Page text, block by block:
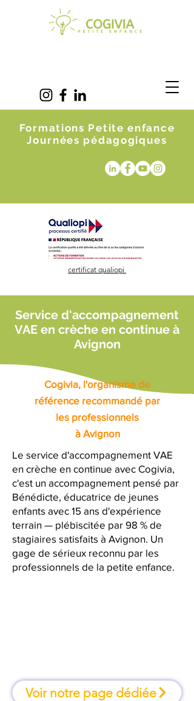
Formations Petite enfance
Journées pédagogiques
certificat qualiopi
Service d'accompagnement
VAE en crèche en continue à
Avignon
Cogivia, l'organisme de
référence recommandé par
les professionnels
à Avignon
Le service d'accompagnement VAE
en crèche en continue avec Cogivia,
c'est un accompagnement pensé par
Bénédicte, éducatrice de jeunes
enfants avec 15 ans d'expérience
terrain — plébiscitée par 98 % de
stagiaires satisfaits à Avignon. Un
gage de sérieux reconnu par les
professionnels de la petite enfance.
Voir notre page dédiée